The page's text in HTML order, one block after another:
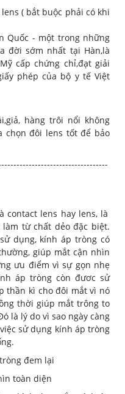
( bắt buộc phải có khi
Quốc - một trong những
đời sớm nhất tại Hàn,là
cấp chứng chỉ,đạt giải
phép của bộ y tế Việt
hàng trôi nổi không
chọn đôi lens tốt để bảo
contact lens hay lens, là
từ chất dẻo đặc biệt.
dụng, kính áp tròng có
giúp mắt cận nhìn
ưu điểm vì sự gọn nhẹ
áp tròng còn đươc sử
thần kì cho đôi mắt vì nó
thời giúp mắt trông to
là lý do vì sao ngày càng
sử dụng kính áp tròng
đem lại
toàn diện